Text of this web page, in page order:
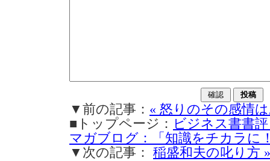
▼前の記事： « 怒りのその感情
■トップページ： ビジネス書書
マガブログ：「知識をチカラに
▼次の記事： 稲盛和夫の叱り方 »